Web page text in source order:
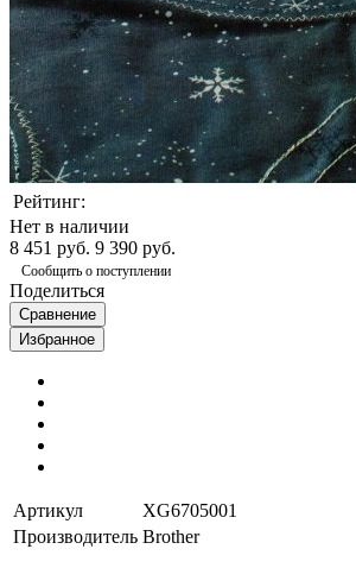
Рейтинг:
Нет в наличии
8 451 руб. 9 390 руб.
Сообщить о поступлении
Поделиться
Сравнение
Избранное
Артикул
XG6705001
Производитель Brother